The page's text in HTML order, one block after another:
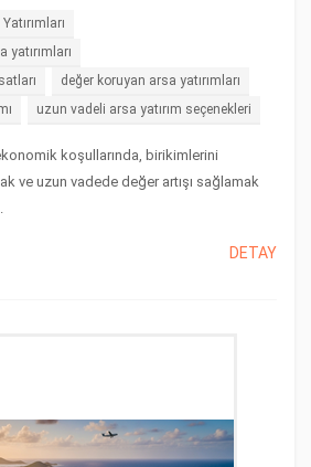
değer koruyan arsa yatırımları
uzun vadeli arsa yatırım seçenekleri
koşullarında, birikimlerini
ve uzun vadede değer artışı sağlamak
DETAY